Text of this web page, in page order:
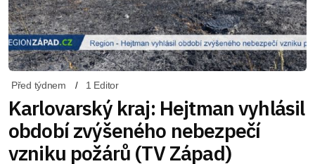
Před týdnem 1 Editor
Karlovarský kraj: Hejtman vyhlásil
období zvýšeného nebezpečí
vzniku požárů (TV Západ)